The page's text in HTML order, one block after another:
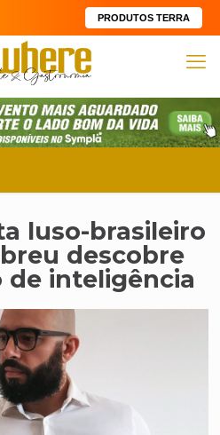
PRODUTOS TERRA
luso-brasileiro
descobre
inteligência